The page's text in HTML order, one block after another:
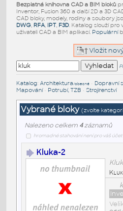
Bezplatná knihovna CAD a BIM bloků
Inventor, Fusion 360 a další 2D a 3D
CAD bloky, modely, rodiny a soubory
DWG, RFA, IPT, F3D. Katalog slouží pro
uživateli CAD a BIM aplikací. Populární
Vložit
Katalog: Architektura/obecné• Dopravní
Mapování• Potrubí, TZB • Strojírenství
Vybrané bloky (zvolte
Nalezeno celkem 4záznamů
hromadné stahování není pro váš
Kluka-2